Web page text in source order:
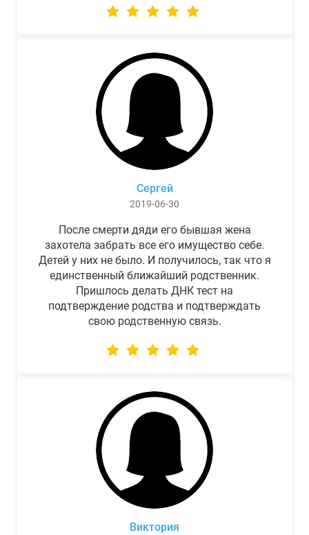
Сергей
2019-06-30
После смерти дяди его бывшая жена
захотела забрать все его имущество себе.
Детей у них не было. И получилось, так что я
единственный ближайший родственник.
Пришлось делать ДНК тест на
подтверждение родства и подтверждать
свою родственную связь.
Виктория